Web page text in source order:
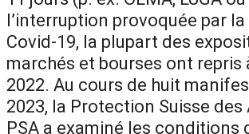
l’interruption provoquée par
Covid-19, la plupart des
marchés et bourses ont repris
2022. Au cours de huit
2023, la Protection Suisse des
PSA a examiné les conditions